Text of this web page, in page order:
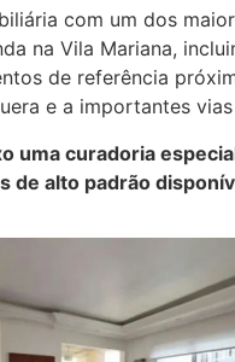
com um dos
na Vila Mariana,
de referência
e a importantes
uma curadoria
de alto padrão